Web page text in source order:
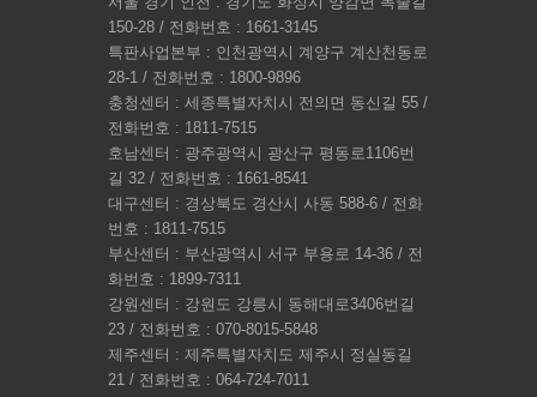
150-28 / 전화번호 : 1661-3145
특판사업본부 : 인천광역시 계양구 계산천동로
28-1 / 전화번호 : 1800-9896
충청센터 : 세종특별자치시 전의면 동신길 55 /
전화번호 : 1811-7515
호남센터 : 광주광역시 광산구 평동로1106번
길 32 / 전화번호 : 1661-8541
대구센터 : 경상북도 경산시 사동 588-6 / 전화
번호 : 1811-7515
부산센터 : 부산광역시 서구 부용로 14-36 / 전
화번호 : 1899-7311
강원센터 : 강원도 강릉시 동해대로3406번길
23 / 전화번호 : 070-8015-5848
제주센터 : 제주특별자치도 제주시 정실동길
21 / 전화번호 : 064-724-7011